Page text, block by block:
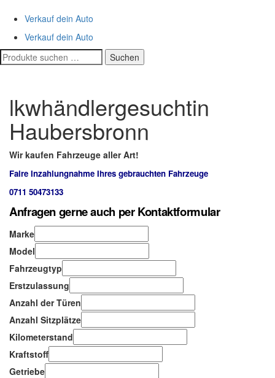
Verkauf dein Auto
Verkauf dein Auto
Suchen
nach:
Suchen
lkwhändlergesuchtin
Haubersbronn
Wir kaufen Fahrzeuge aller Art!
Faire Inzahlungnahme Ihres gebrauchten Fahrzeuge
0711 50473133
Anfragen gerne auch per Kontaktformular
Marke
Model
Fahrzeugtyp
Erstzulassung
Anzahl der Türen
Anzahl Sitzplätze
Kilometerstand
Kraftstoff
Getriebe